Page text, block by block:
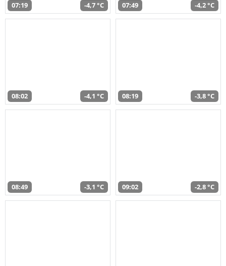
07:19 -4,7 °C 07:49 -4,2 °C
08:02 -4,1 °C 08:19 -3,8 °C
08:49 -3,1 °C 09:02 -2,8 °C